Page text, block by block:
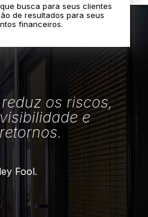
busca para seus clientes
de resultados para seus
financeiros.
os riscos,
e
Fool.